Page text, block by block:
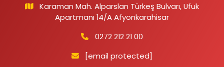
Karaman Mah. Alparslan Türkeş Bulvarı, Ufuk
Apartmanı 14/A Afyonkarahisar
0272 212 21 00
[email protected]